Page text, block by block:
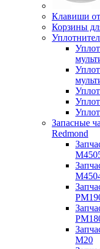
Клавиши
Корзины
Запасные
Redmond
M20